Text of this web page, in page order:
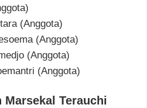
(Anggota)
(Anggota)
(Anggota)
(Anggota)
Marsekal Terauchi